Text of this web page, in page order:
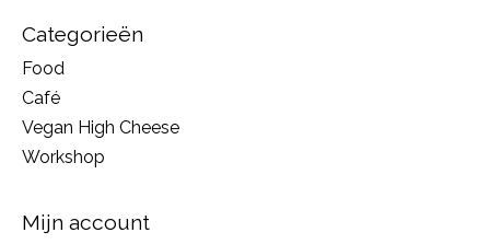
Categorieën
Food
Café
Vegan High Cheese
Workshop
Mijn account